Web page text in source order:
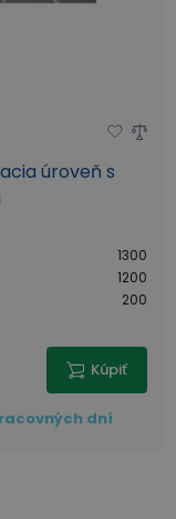
úroveň s
1300
1200
200
Kúpiť
dní